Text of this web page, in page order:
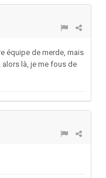
équipe de merde, mais
alors là, je me fous de